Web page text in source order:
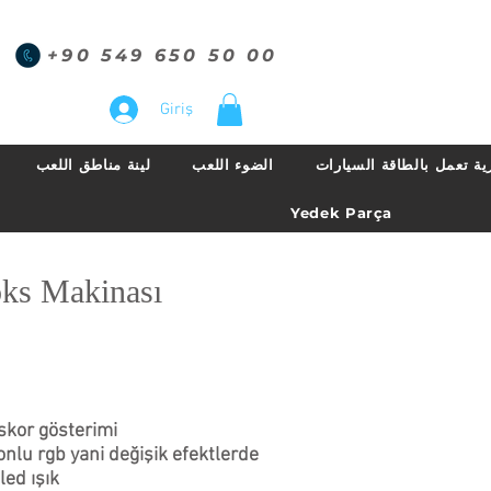
+90 549 650 50 00
Giriş
لينة مناطق اللعب الضوء اللعب تعمل بالطاقة السيارات
Yedek Parça
Makinası
gösterimi
rgb yani değişik efektlerde
ışık